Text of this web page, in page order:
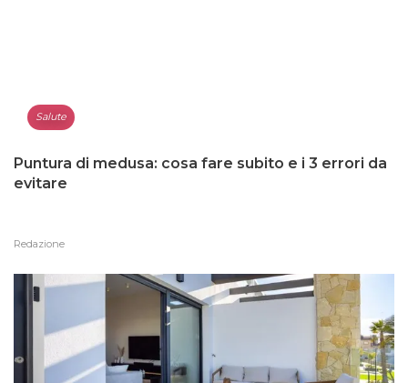
Salute
Puntura di medusa: cosa fare subito e i 3 errori da
evitare
Redazione